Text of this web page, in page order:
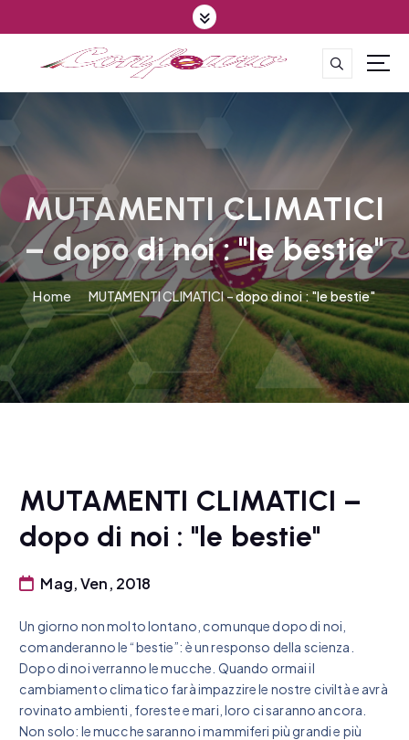
k
t
o
e
t
MUTAMENTI CLIMATICI
– dopo di noi : "le bestie"
Home MUTAMENTI CLIMATICI – dopo di noi : "le bestie"
MUTAMENTI CLIMATICI –
dopo di noi : "le bestie"
Mag, Ven, 2018
Un giorno non molto lontano, comunque dopo di noi,
comanderanno le “bestie”: è un responso della scienza.
Dopo di noi verranno le mucche. Quando ormai il
cambiamento climatico farà impazzire le nostre civiltà e avrà
rovinato ambienti, foreste e mari, loro ci saranno ancora.
Non solo: le mucche saranno i mammiferi più grandi e più